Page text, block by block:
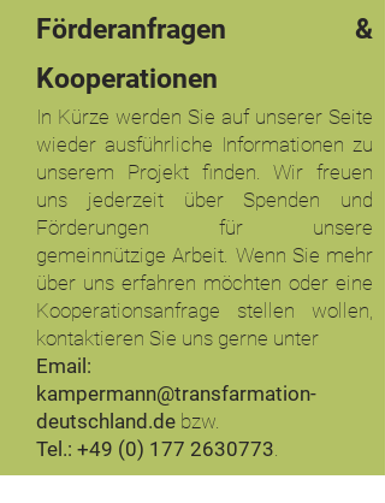
Förderanfragen &
Kooperationen
In Kürze werden Sie auf unserer Seite
wieder ausführliche Informationen zu
unserem Projekt finden. Wir freuen
uns jederzeit über Spenden und
Förderungen für unsere
gemeinnützige Arbeit. Wenn Sie mehr
über uns erfahren möchten oder eine
Kooperationsanfrage stellen wollen,
kontaktieren Sie uns gerne unter
Email:
kampermann@transfarmation-
deutschland.de bzw.
Tel.: +49 (0) 177 2630773.